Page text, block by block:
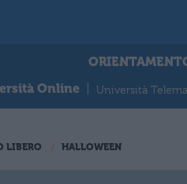
Online
Università
LIBERO HALLOWEEN